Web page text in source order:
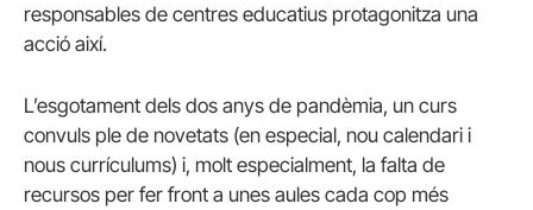
responsables de centres educatius protagonitza una
acció així.
L’esgotament dels dos anys de pandèmia, un curs
convuls ple de novetats (en especial, nou calendari i
nous currículums) i, molt especialment, la falta de
recursos per fer front a unes aules cada cop més